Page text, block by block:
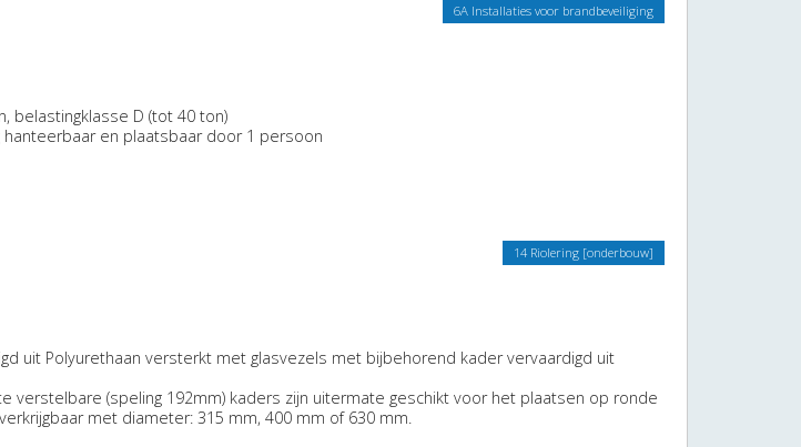
6A Installaties voor brandbeveiliging
belastingklasse D (tot 40 ton)
hanteerbaar en plaatsbaar door 1 persoon
14 Riolering [onderbouw]
uit Polyurethaan versterkt met glasvezels met bijbehorend kader vervaardigd uit
verstelbare (speling 192mm) kaders zijn uitermate geschikt voor het plaatsen op ronde
met diameter: 315 mm, 400 mm of 630 mm.